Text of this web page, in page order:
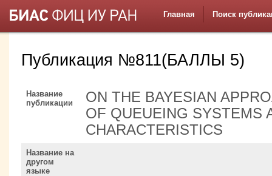
Главная Поиск
Публикация №811(БАЛЛЫ 5)
Название
публикации
ON THE BAYESIAN
OF QUEUEING SYSTEMS
CHARACTERISTICS
Название на
другом
языке